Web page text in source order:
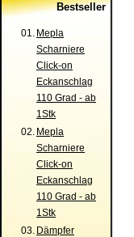
Bestseller
01. Mepla
Scharniere
Click-on
Eckanschlag
110 Grad - ab
1Stk
02. Mepla
Scharniere
Click-on
Eckanschlag
110 Grad - ab
1Stk
03. Dämpfer